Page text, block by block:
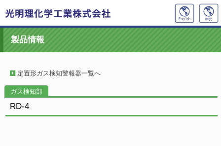
製品情報
定置形ガス検知警報器一覧へ
ガス検知部
RD-4